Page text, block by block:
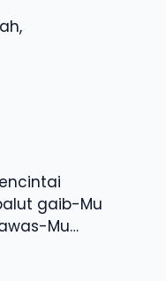
gaib-Mu
Mu…